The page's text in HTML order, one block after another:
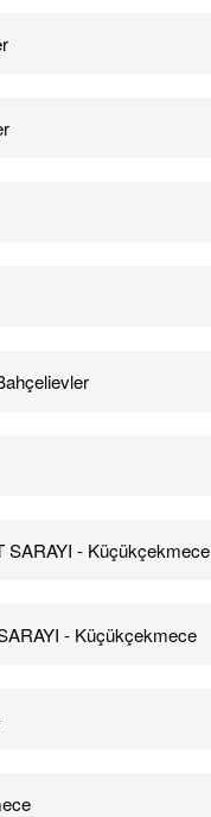
SARAYI - Küçükçekmece
- Küçükçekmece